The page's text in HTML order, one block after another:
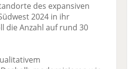
des expansiven
2024 in ihr
die Anzahl auf rund 30